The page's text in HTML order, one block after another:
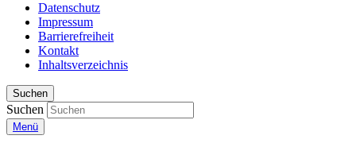
Datenschutz
Impressum
Barrierefreiheit
Kontakt
Inhaltsverzeichnis
Suchen
Suchen
Menü